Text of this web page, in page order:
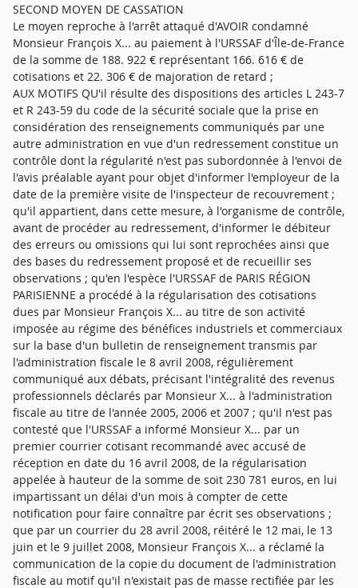
SECOND MOYEN DE CASSATION
Le moyen reproche à l'arrêt attaqué d'AVOIR condamné
Monsieur François X... au paiement à l'URSSAF d'Île-de-France
de la somme de 188. 922 € représentant 166. 616 € de
cotisations et 22. 306 € de majoration de retard ;
AUX MOTIFS QU'il résulte des dispositions des articles L 243-7
et R 243-59 du code de la sécurité sociale que la prise en
considération des renseignements communiqués par une
autre administration en vue d'un redressement constitue un
contrôle dont la régularité n'est pas subordonnée à l'envoi de
l'avis préalable ayant pour objet d'informer l'employeur de la
date de la première visite de l'inspecteur de recouvrement ;
qu'il appartient, dans cette mesure, à l'organisme de contrôle,
avant de procéder au redressement, d'informer le débiteur
des erreurs ou omissions qui lui sont reprochées ainsi que
des bases du redressement proposé et de recueillir ses
observations ; qu'en l'espèce l'URSSAF de PARIS RÉGION
PARISIENNE a procédé à la régularisation des cotisations
dues par Monsieur François X... au titre de son activité
imposée au régime des bénéfices industriels et commerciaux
sur la base d'un bulletin de renseignement transmis par
l'administration fiscale le 8 avril 2008, régulièrement
communiqué aux débats, précisant l'intégralité des revenus
professionnels déclarés par Monsieur X... à l'administration
fiscale au titre de l'année 2005, 2006 et 2007 ; qu'il n'est pas
contesté que l'URSSAF a informé Monsieur X... par un
premier courrier cotisant recommandé avec accusé de
réception en date du 16 avril 2008, de la régularisation
appelée à hauteur de la somme de soit 230 781 euros, en lui
impartissant un délai d'un mois à compter de cette
notification pour faire connaître par écrit ses observations ;
que par un courrier du 28 avril 2008, réitéré le 12 mai, le 13
juin et le 9 juillet 2008, Monsieur François X... a réclamé la
communication de la copie du document de l'administration
fiscale au motif qu'il n'existait pas de masse rectifiée par les